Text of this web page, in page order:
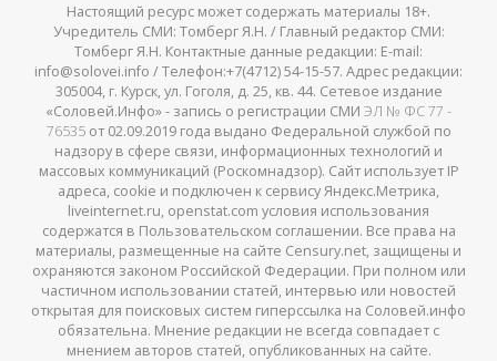
Настоящий ресурс может содержать материалы 18+.
Учредитель СМИ: Томберг Я.Н. / Главный редактор СМИ:
Томберг Я.Н. Контактные данные редакции: E-mail:
info@solovei.info / Телефон:+7(4712) 54-15-57. Адрес редакции:
305004, г. Курск, ул. Гоголя, д. 25, кв. 44. Сетевое издание
«Соловей.Инфо» - запись о регистрации СМИ ЭЛ № ФС 77 -
76535от 02.09.2019 года выдано Федеральной службой по
надзору в сфере связи, информационных технологий и
массовых коммуникаций (Роскомнадзор). Сайт использует IP
адреса, cookie и подключен к сервису Яндекс.Метрика,
liveinternet.ru, openstat.com условия использования
содержатся в Пользовательском соглашении. Все права на
материалы, размещенные на сайте Censury.net, защищены и
охраняются законом Российской Федерации. При полном или
частичном использовании статей, интервью или новостей
открытая для поисковых систем гиперссылка на Соловей.инфо
обязательна. Мнение редакции не всегда совпадает с
мнением авторов статей, опубликованных на сайте.